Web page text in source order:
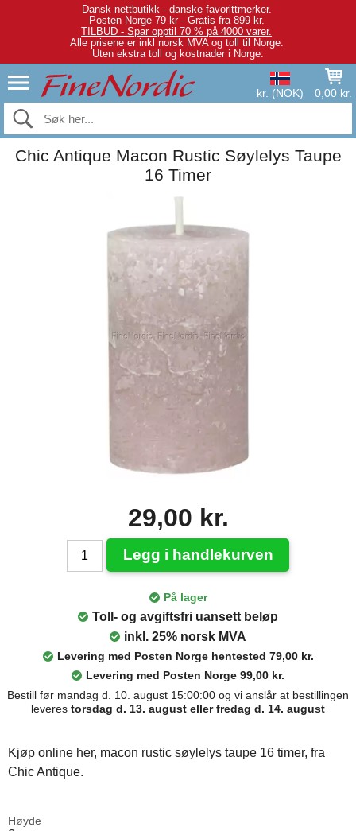
Dansk nettbutikk - danske favorittmerker.
Posten Norge 79 kr - Gratis fra 899 kr.
TILBUD - Spar opptil 70 % på 4000 varer.
Alle prisene er inkl norsk MVA og toll til Norge.
Uten ekstra toll og kostnader i Norge.
kr. (NOK) 0,00 kr.
Chic Antique Macon Rustic Søylelys Taupe
16 Timer
29,00 kr.
Legg i handlekurven
På lager
Toll- og avgiftsfri uansett beløp
inkl. 25% norsk MVA
Levering med Posten Norge hentested 79,00 kr.
Levering med Posten Norge 99,00 kr.
Bestill før mandag d. 10. august 15:00:00 og vi anslår at bestillingen
leveres torsdag d. 13. august eller fredag d. 14. august
Kjøp online her, macon rustic søylelys taupe 16 timer, fra
Chic Antique.
Høyde